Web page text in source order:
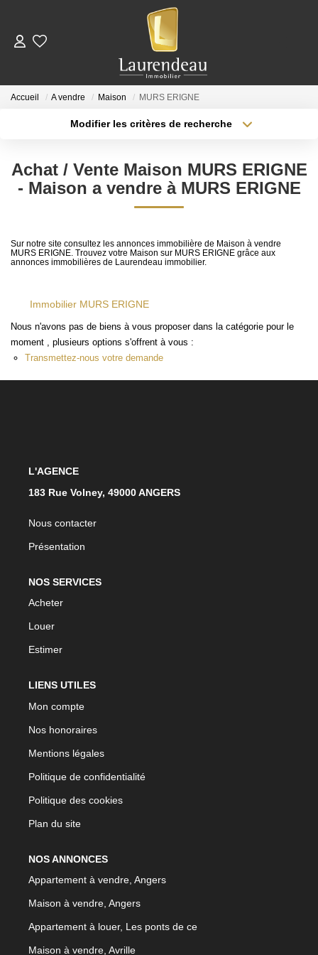
ACHETER
Télécharger Le Dossier De Candidature Locataire
NOTRE ÉQUIPE
NOS AVIS CLIENTS
ACTUALITÉS
Accueil A vendre Maison MURS ERIGNE
Modifier les critères de recherche
Sélectionnez...
Type de bien
Surface min
Créer une alerte
Achat / Vente Maison MURS ERIGNE
- Maison a vendre à MURS ERIGNE
Sur notre site consultez les annonces immobilière de Maison à vendre
MURS ERIGNE. Trouvez votre Maison sur MURS ERIGNE grâce aux
annonces immobilières de Laurendeau immobilier.
Immobilier MURS ERIGNE
Nous n'avons pas de biens à vous proposer dans la catégorie pour le
moment , plusieurs options s'offrent à vous :
Transmettez-nous votre demande
L'AGENCE
183 Rue Volney, 49000 ANGERS
Nous contacter
Présentation
NOS SERVICES
Acheter
Louer
Estimer
LIENS UTILES
Mon compte
Nos honoraires
Mentions légales
Politique de confidentialité
Politique des cookies
Plan du site
NOS ANNONCES
Appartement à vendre, Angers
Maison à vendre, Angers
Appartement à louer, Les ponts de ce
Maison à vendre, Avrille